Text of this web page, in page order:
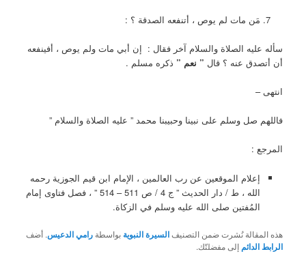
مَن مات لم يوص ، أتنفعه الصدقة ؟ :
سأله عليه الصلاة والسلام آخر فقال : إن أبي مات ولم يوص ، أفينفعه
أن أتصدق عنه ؟ قال ” نعم ” ذكره مسلم .
انتهى –
فاللهم صل وسلم على نبينا وحبيبنا محمد ” عليه الصلاة والسلام ”
المرجع :
إعلام الموقعين عن رب العالمين ، الإمام ابن قيم الجوزية رحمه
الله ، ط / دار الحديث ” ج 4 / ص 511 – 514 ” ، فصل فتاوى إمام
المُفتين صلى الله عليه وسلم في الزكاة.
هذه المقالة نُشرت ضمن التصنيفالسيرة النبوية بواسطةرامي الدعيس. أضف
الرابط الدائم إلى مفضلتّك.